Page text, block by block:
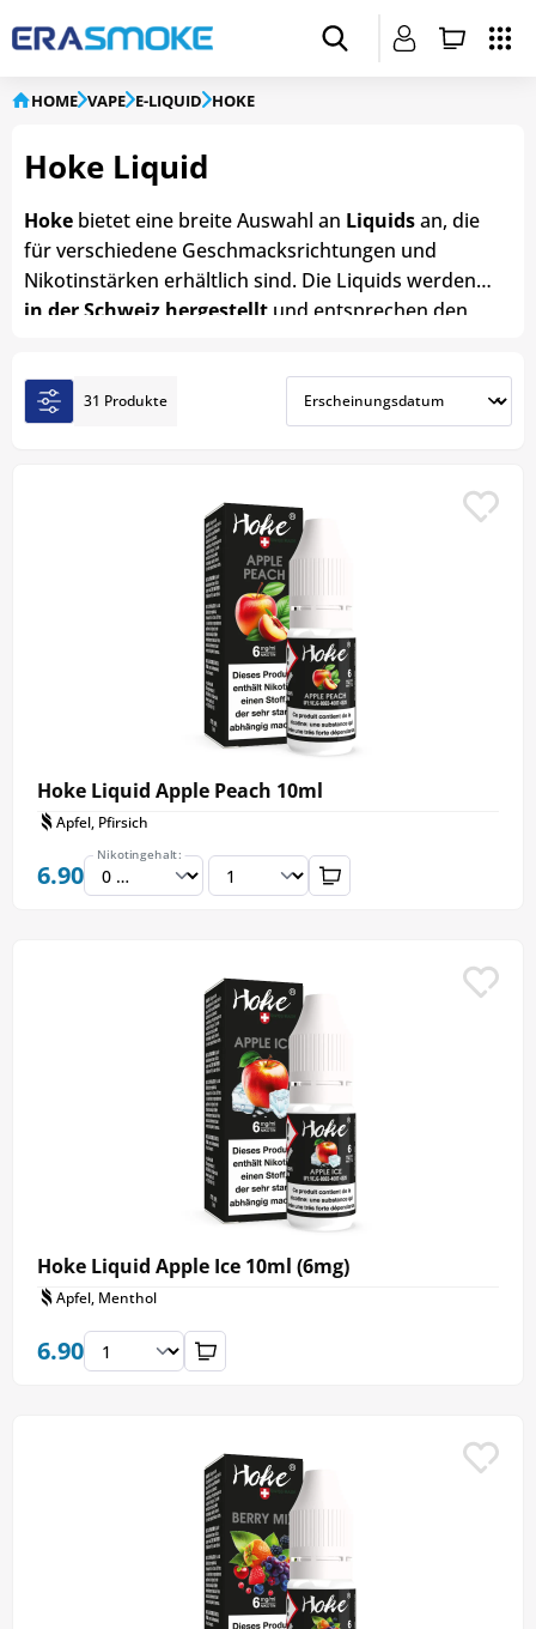
HOME VAPE E-LIQUID HOKE
Hoke Liquid
Hoke bietet eine breite Auswahl an Liquidsan, die
für verschiedene Geschmacksrichtungen und
Nikotinstärken erhältlich sind. Die Liquids werden
in der Schweiz hergestellt und entsprechen den
Geschmacksrichtungen reichen von fruchtig und
süss bis hin zu cremig.
Hoke Liquidssind in
verschiedenen Nikotinstärken erhältlich,
. So kannst du dir immer die perfekte Dosis
für dich aussuchen! Hoke ist bekannt für seine
hochwertigen Liquids, die besonders rein und
geschmacksintensivsind. Durch den hohen VG-
Anteil erzeugen sie eine dichte und aromatische
Dampfwolke - ideal für alle Dampfer, egal ob
Anfänger oder Fortgeschrittene.
31 Produkte
Hoke Liquid Apple Peach 10ml
Apfel, Pfirsich
6.90
Nikotingehalt:
Hoke Liquid Apple Ice 10ml (6mg)
Apfel, Menthol
6.90